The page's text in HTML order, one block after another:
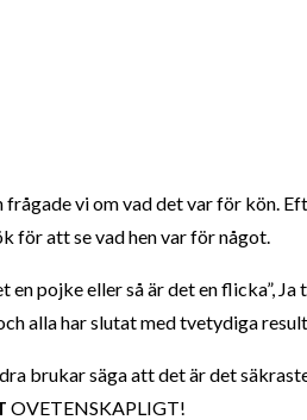
vi om vad det var för kön.
för att se vad hen var för något.
pojke eller så är det en flicka”,
alla har slutat med tvetydiga
brukar säga att det är det
OVETENSKAPLIGT!